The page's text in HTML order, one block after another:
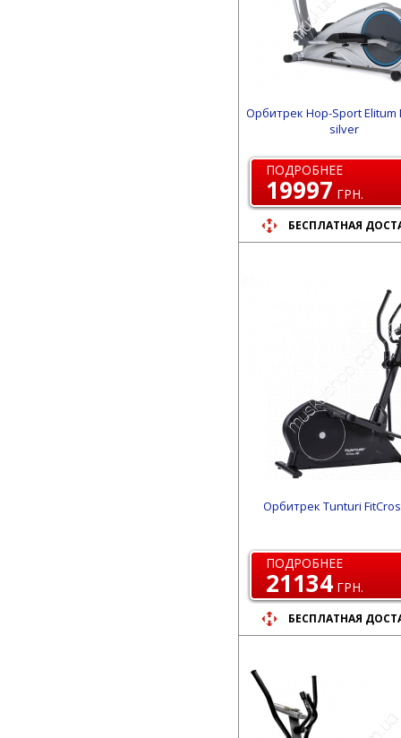
Орбитрек Hop-Sport Elitum
silver
ПОДРОБНЕЕ
19997 ГРН.
БЕСПЛАТНАЯ
Орбитрек Tunturi
ПОДРОБНЕЕ
21134 ГРН.
БЕСПЛАТНАЯ